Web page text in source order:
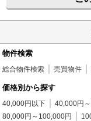
物件検索
総合物件検索 売買物件
価格別から探す
40,000円以下 40,000円
80,000円～100,000円